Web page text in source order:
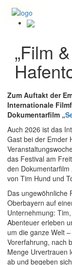
„Film
Zum Auftakt der
Internationale
Dokumentarfilm „
Auch 2026 ist das
Gast bei der Emder
das Festival am
den Dokumentarfilm
von Tim Hund und
Das ungewöhnliche
Oberbayern auf
Unternehmung:
Abenteuer erleben
um die ganze Welt
Vorerfahrung, nach
Menge Urvertrauen
ab und begeben